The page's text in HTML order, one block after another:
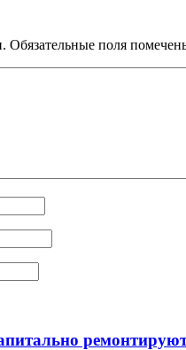
Обязательные поля